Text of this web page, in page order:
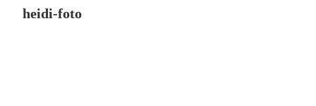
heidi-foto